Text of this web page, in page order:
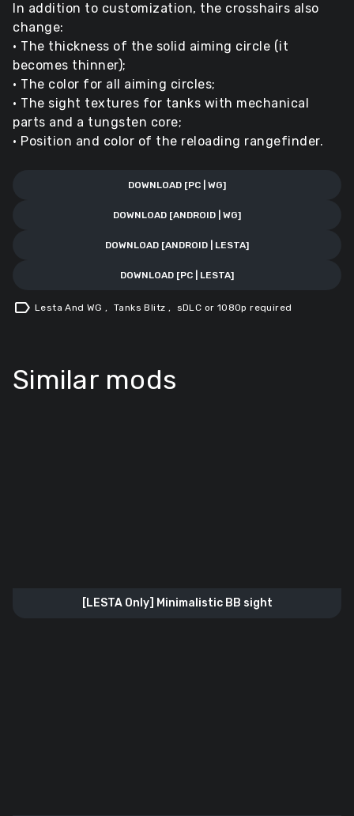
In addition to customization, the crosshairs also
change:
• The thickness of the solid aiming circle (it
becomes thinner);
• The color for all aiming circles;
• The sight textures for tanks with mechanical
parts and a tungsten core;
• Position and color of the reloading rangefinder.
DOWNLOAD [PC | WG]
DOWNLOAD [ANDROID | WG]
DOWNLOAD [ANDROID | LESTA]
DOWNLOAD [PC | LESTA]
label Lesta And WG, Tanks Blitz , sDLC or 1080p required
Similar mods
[LESTA Only] Minimalistic BB sight